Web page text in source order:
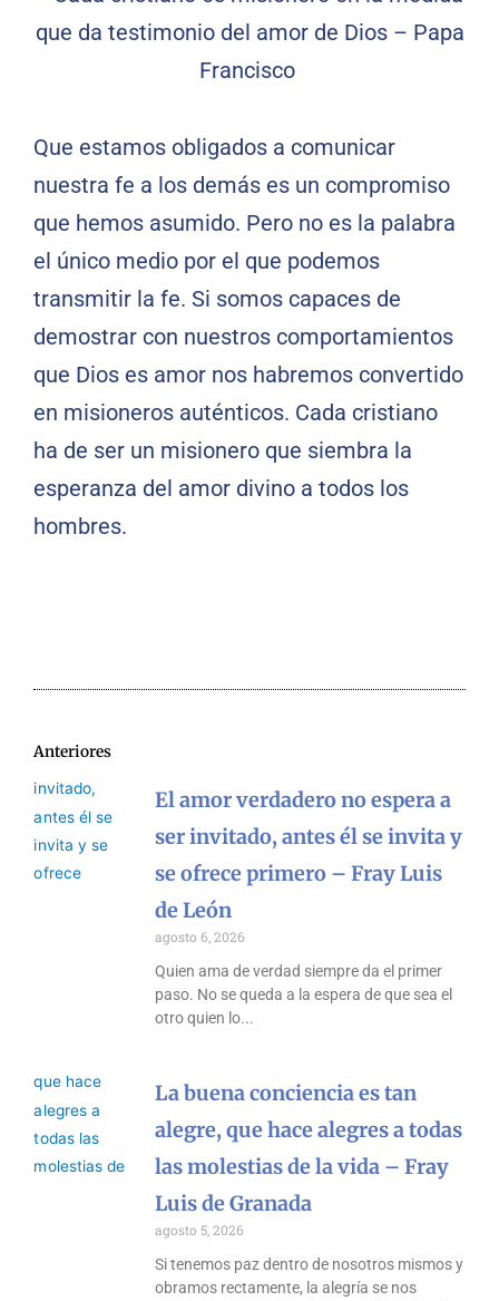
Que estamos obligados a comunicar
nuestra fe a los demás es un compromiso
que hemos asumido. Pero no es la palabra
el único medio por el que podemos
transmitir la fe. Si somos capaces de
demostrar con nuestros comportamientos
que Dios es amor nos habremos convertido
en misioneros auténticos. Cada cristiano
ha de ser un misionero que siembra la
esperanza del amor divino a todos los
hombres.
Anteriores
El amor verdadero no espera a
ser invitado, antes él se invita y
se ofrece primero – Fray Luis
de León
agosto 6, 2026
Quien ama de verdad siempre da el primer
paso. No se queda a la espera de que sea el
otro quien lo
La buena conciencia es tan
alegre, que hace alegres a todas
las molestias de la vida – Fray
Luis de Granada
agosto 5, 2026
Si tenemos paz dentro de nosotros mismos y
obramos rectamente, la alegría se nos